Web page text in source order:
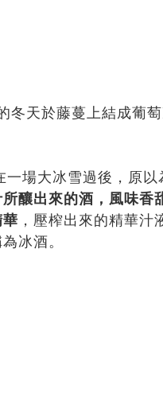
天於藤蔓上結成葡
場大冰雪過後，原
釀出來的酒，風味香
，壓榨出來的精華
冰酒。